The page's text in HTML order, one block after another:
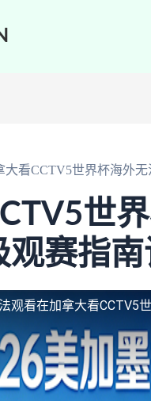
大看CCTV5世界杯海外
世
观赛指
观看在加拿大看CCTV5